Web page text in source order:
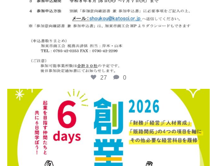
27 0
katosci
6月 12